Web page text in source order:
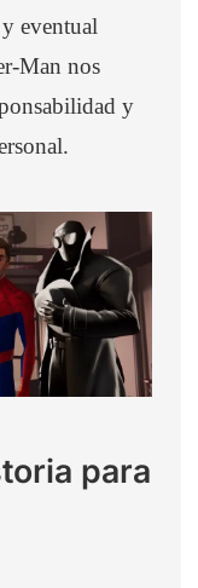
eventual
Man nos
y
para